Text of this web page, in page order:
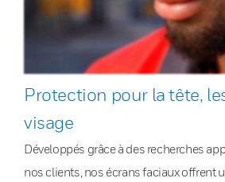
Protection pour la tête,
visage
Développés grâce à des recherches
nos clients, nos écrans faciaux offrent